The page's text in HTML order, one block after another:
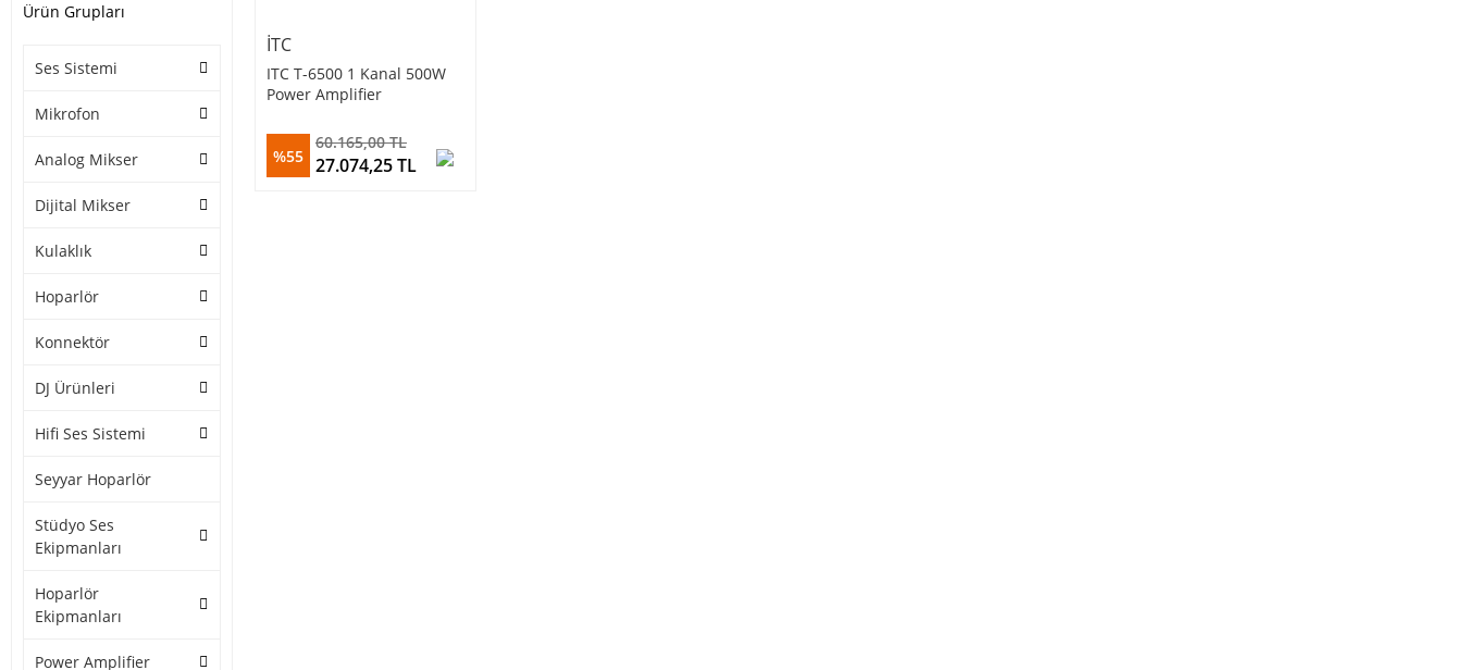
Ürün Grupları
Ses Sistemi
Mikrofon
Analog Mikser
Dijital Mikser
Kulaklık
Hoparlör
Konnektör
DJ Ürünleri
Hifi Ses Sistemi
Seyyar Hoparlör
Stüdyo Ses
Ekipmanları
Hoparlör
Ekipmanları
Power Amplifier
ITC
ITC T-6500 1 Kanal 500W
Power Amplifier
%55
60.165,00 TL
27.074,25 TL